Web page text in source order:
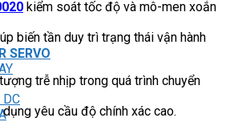
SERVO
DC
kiểm soát tốc độ và mô-men xoắn
biến tần duy trì trạng thái vận hành
trễ nhịp trong quá trình chuyển
yêu cầu độ chính xác cao.